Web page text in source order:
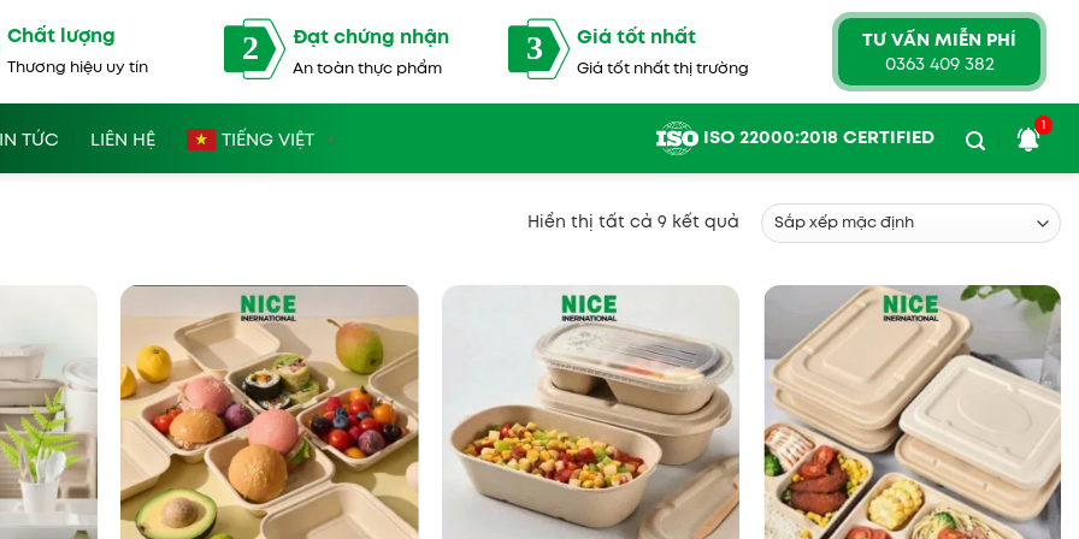
Chất lượng
Thương hiệu uy tín
2 Đạt chứng nhận
An toàn thực phẩm
3 Giá tốt nhất
Giá tốt nhất thị trường
TƯ VẤN MIỄN PHÍ
0363 409 382
TỨC LIÊN HỆ TIẾNG VIỆT ▼ ISO 22000:2018 CERTIFIED 1
Hiển thị tất cả 9 kết quả